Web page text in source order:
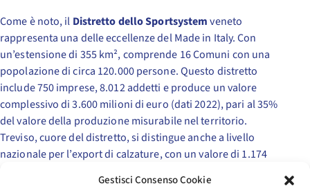
Gestisci Consenso Cookie
Come è noto, il Distretto dello Sportsystemveneto
rappresenta una delle eccellenze del Made in Italy. Con
un’estensione di 355 km², comprende 16 Comuni con una
popolazione di circa 120.000 persone. Questo distretto
include 750 imprese, 8.012 addetti e produce un valore
complessivo di 3.600 milioni di euro (dati 2022), pari al 35%
del valore della produzione misurabile nel territorio.
Treviso, cuore del distretto, si distingue anche a livello
nazionale per l’export di calzature, con un valore di 1.174